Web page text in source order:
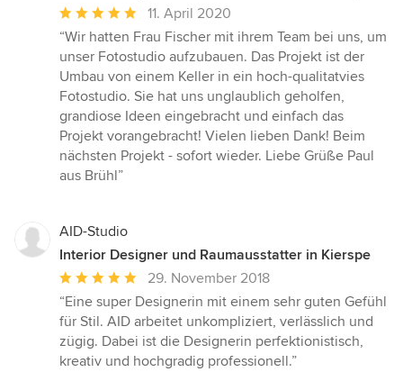
Durchschnittliche
Bewertung:
5
von
5
Sternen
11. April 2020
“Wir hatten Frau Fischer mit ihrem Team bei uns, um
unser Fotostudio aufzubauen. Das Projekt ist der
Umbau von einem Keller in ein hoch-qualitatvies
Fotostudio. Sie hat uns unglaublich geholfen,
grandiose Ideen eingebracht und einfach das
Projekt vorangebracht! Vielen lieben Dank! Beim
nächsten Projekt - sofort wieder. Liebe Grüße Paul
aus Brühl”
AID-Studio
Interior Designer und Raumausstatter in Kierspe
Durchschnittliche
Bewertung:
5
von
5
29. November 2018
“Eine super Designerin mit einem sehr guten Gefühl
für Stil. AID arbeitet unkompliziert, verlässlich und
zügig. Dabei ist die Designerin perfektionistisch,
kreativ und hochgradig professionell.”